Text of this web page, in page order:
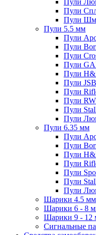
Пули
Пули
Пули 5.5 мм
Пули
Пули
Пули
Пули
Пули
Пули
Пули
Пули
Пули
Пули
Пули 6.35 мм
Пули
Пули
Пули
Пули
Пули
Пули
Пули
Шарики 4.5 мм
Шарики 6 - 8
Шарики 9 - 12
Сигнальные